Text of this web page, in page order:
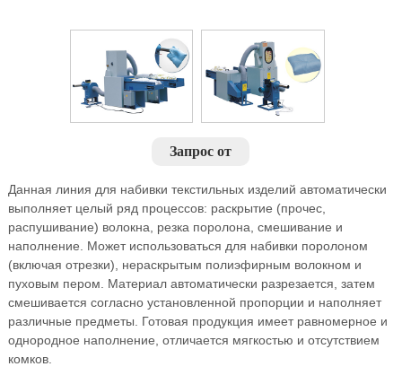
Запрос от
Данная линия для набивки текстильных изделий автоматически
выполняет целый ряд процессов: раскрытие (прочес,
распушивание) волокна, резка поролона, смешивание и
наполнение. Может использоваться для набивки поролоном
(включая отрезки), нераскрытым полиэфирным волокном и
пуховым пером. Материал автоматически разрезается, затем
смешивается согласно установленной пропорции и наполняет
различные предметы. Готовая продукция имеет равномерное и
однородное наполнение, отличается мягкостью и отсутствием
комков.